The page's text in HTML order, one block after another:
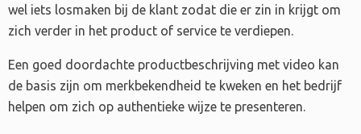
wel iets losmaken bij de klant zodat die er zin in krijgt om
zich verder in het product of service te verdiepen.
Een goed doordachte productbeschrijving met video kan
de basis zijn om merkbekendheid te kweken en het bedrijf
helpen om zich op authentieke wijze te presenteren.